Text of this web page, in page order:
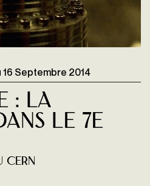
16 Septembre 2014
: La
Le 7e